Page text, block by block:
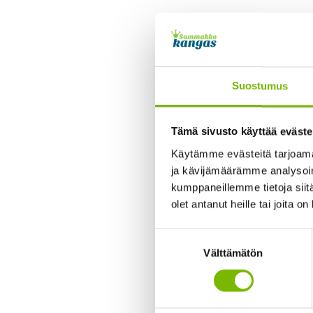
Suostumus
Tämä sivusto käyttää
Käytämme evästeitä
ja kävijämäärämme
kumppaneillemme tietoja
olet antanut heille tai joita
Välttämätön
aukioloaika siirtyy
Palveluaukiolojat
Karstula,
Uurainen,
Sammakkokangas
Itsepalveluasiointi
lokakuun väliseä